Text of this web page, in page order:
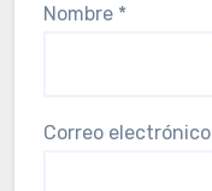
Nombre *
Correo electrónico